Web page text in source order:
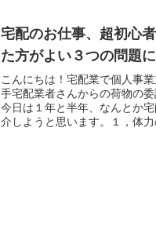
宅配のお仕事、超初心
た方がよい３つの問題
こんにちは！宅配業で個人事
手宅配業者さんからの荷物の
今日は１年と半年、なんとか
介しようと思います。１，体